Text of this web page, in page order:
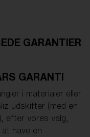
GARANTIER
GARANTI
i materialer eller
udskifter (med en
efter vores valg,
have en